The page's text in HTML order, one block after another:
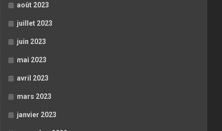
août 2023
juillet 2023
juin 2023
mai 2023
avril 2023
mars 2023
janvier 2023